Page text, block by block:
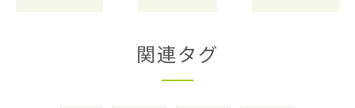
関連タグ